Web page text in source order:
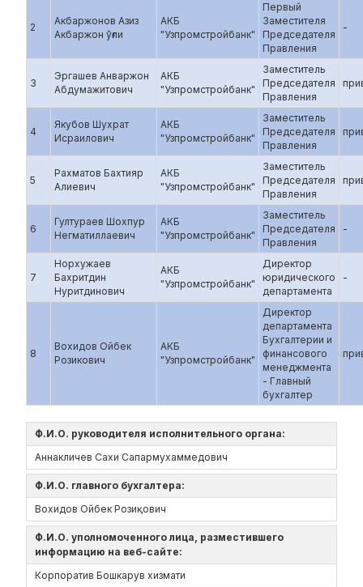
2
Акбаржонов Азиз
Акбаржон ўғли
АКБ
"Узпромстройбанк"
Первый
Заместителя
Председателя
Правления
-
3
Эргашев Анваржон
Абдумажитович
АКБ
"Узпромстройбанк"
Заместитель
Председателя
Правления
4
Якубов Шухрат
Исраилович
АКБ
"Узпромстройбанк"
Заместитель
Председателя
Правления
5
Рахматов Бахтияр
Алиевич
АКБ
"Узпромстройбанк"
Заместитель
Председателя
Правления
6
Гултураев Шохпур
Негматиллаевич
АКБ
"Узпромстройбанк"
Заместитель
Председателя
Правления
-
7
Норхужаев
Бахритдин
Нуритдинович
АКБ
"Узпромстройбанк"
Директор
юридического
департамента
-
8
Вохидов Ойбек
Розикович
АКБ
"Узпромстройбанк"
Директор
департамента
Бухгалтерии и
финансового
менеджмента
- Главный
бухгалтер
Ф.И.О. руководителя исполнительного органа:
Аннакличев Сахи Сапармухаммедович
Ф.И.О. главного бухгалтера:
Вохидов Ойбек Розиқович
Ф.И.О. уполномоченного лица, разместившего
информацию на веб-сайте:
Корпоратив Бошкарув хизмати